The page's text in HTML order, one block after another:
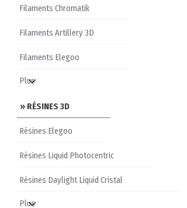
Filaments Chromatik
Filaments Artillery 3D
Filaments Elegoo
» RÉSINES 3D
Résines Elegoo
Résines Liquid Photocentric
Résines Daylight Liquid Cristal